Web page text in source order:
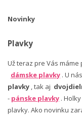
Novinky
Plavky
Už teraz pre Vás máme
dámske plavky . U
plavky , tak aj
- pánske plavky .
plavky. Ako novinku